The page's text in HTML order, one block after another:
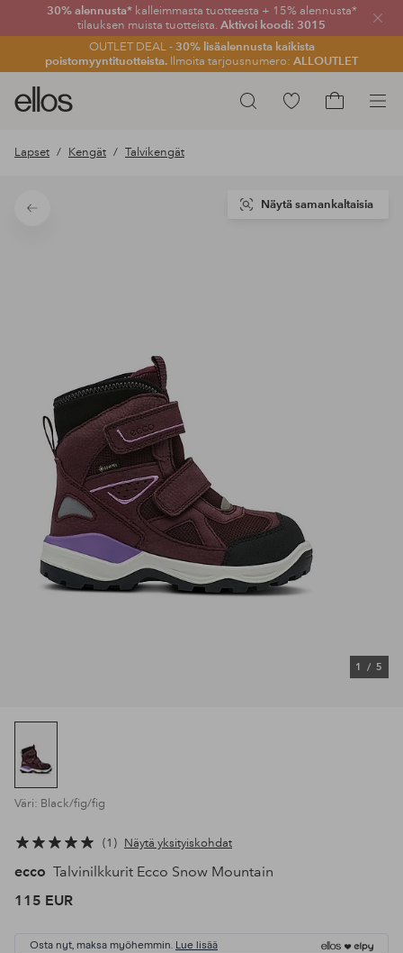
30% alennusta*kalleimmasta tuotteesta + 15% alennusta*
tilauksen muista tuotteista. Aktivoi koodi: 3015
OUTLET DEAL -30% lisäalennusta kaikista
poistomyyntituotteista. Ilmoita tarjousnumero: ALLOUTLET
Sulje
Hae
Ellos-
logo
siirry
Siirry
Lapset Kengät Talvikengät
Takaisin
1 / 5
Näytä samankaltaisia
Väri: Black/fig/fig
1 Näytä yksityiskohdat
ecco Talvinilkkurit Ecco Snow Mountain
115 EUR
Osta nyt, maksa myöhemmin. Lue lisää